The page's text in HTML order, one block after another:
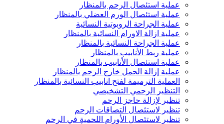
عملية استئصال الرحم بالمنظار
عملية استئصال الورم العضلي بالمنظار
عملية الجراحة الروبوتية النسائية
عملية ازالة الاورام النسائية بالمنظار
عملية الجراحة النسائية بالمنظار
عملية ربط الأنابيب بالمنظار
عملية استئصال الأنابيب بالمنظار
عملية إزالة الحمل خارج الرحم بالمنظار
العملية الترميمة لفتح انابيب النسائية بالمنظار
التنظير الرحمي التشخيصي
تنظير لإزالة حاجز الرحم
تنظير لاستئصال التصاقات الرحم
تنظير لاستئصال الأورام اللحمية في الرحم